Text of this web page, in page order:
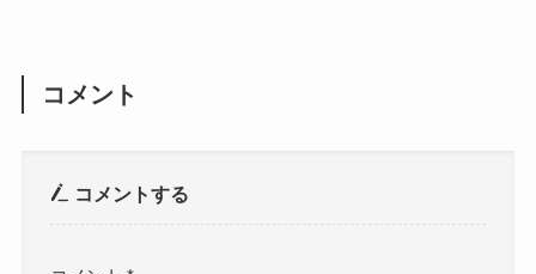
コメント
コメントする